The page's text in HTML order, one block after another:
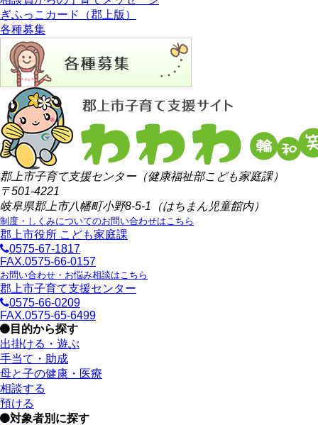
ぎふっこカード（郡上版）
各種募集
郡上市子育て支援センター（健康福祉部こども家庭課）
〒501-4221
岐阜県郡上市八幡町小野8-5-1（はちまん児童館内）
制度・しくみについてのお問い合わせはこちら
郡上市役所 こども家庭課
0575-67-1817
FAX.0575-66-0157
お問い合わせ・お悩み相談はこちら
郡上市子育て支援センター
0575-66-0209
FAX.0575-65-6499
目的から探す
出掛ける・遊ぶ
手当て・助成
母と子の健康・医療
相談する
預ける
対象者別に探す